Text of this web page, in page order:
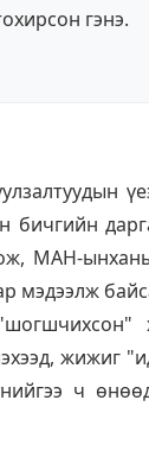
гэнэ.
МАН-
мэдээлж
жижиг
ч